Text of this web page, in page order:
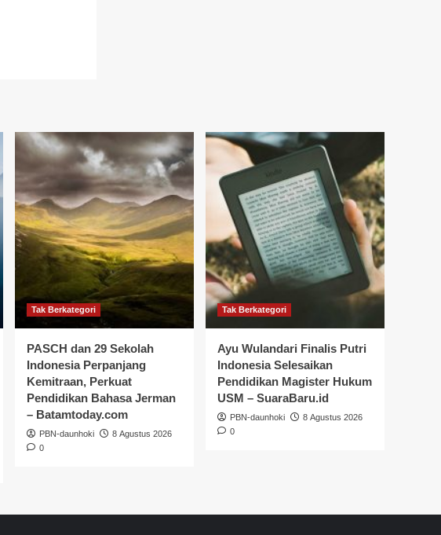
Tak Berkategori
PASCH dan 29 Sekolah
Indonesia Perpanjang
Kemitraan, Perkuat
Pendidikan Bahasa Jerman
– Batamtoday.com
PBN-daunhoki
8 Agustus 2026
0
Tak Berkategori
Ayu Wulandari Finalis Putri
Indonesia Selesaikan
Pendidikan Magister Hukum
USM – SuaraBaru.id
PBN-daunhoki
8 Agustus 2026
0